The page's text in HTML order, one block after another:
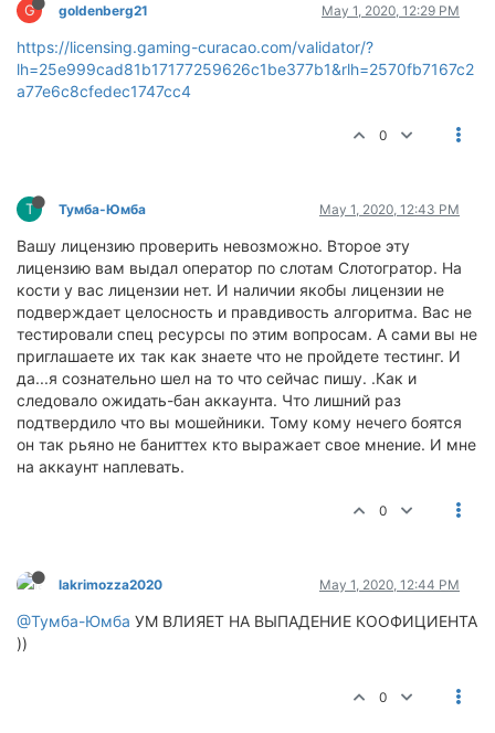
G goldenberg21 May 1, 2020, 12:29 PM
https://licensing.gaming-curacao.com/validator/?
lh=25e999cad81b17177259626c1be377b1&rlh=2570fb7167c2
a77e6c8cfedec1747cc4
0
Т Тумба-Юмба May 1, 2020, 12:43 PM
Вашу лицензию проверить невозможно. Второе эту
лицензию вам выдал оператор по слотам Слотогратор. На
кости у вас лицензии нет. И наличии якобы лицензии не
подверждает целосность и правдивость алгоритма. Вас не
тестировали спец ресурсы по этим вопросам. А сами вы не
приглашаете их так как знаете что не пройдете тестинг. И
да...я сознательно шел на то что сейчас пишу. .Как и
следовало ожидать-бан аккаунта. Что лишний раз
подтвердило что вы мошейники. Тому кому нечего боятся
он так рьяно не баниттех кто выражает свое мнение. И мне
на аккаунт наплевать.
0
lakrimozza2020 May 1, 2020, 12:44 PM
@Тумба-Юмба УМ ВЛИЯЕТ НА ВЫПАДЕНИЕ КООФИЦИЕНТА
))
0